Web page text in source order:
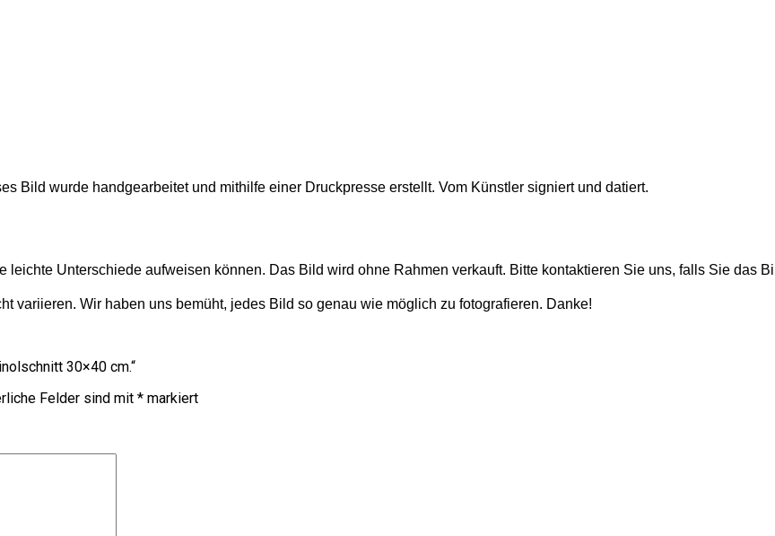
Bild wurde handgearbeitet und mithilfe einer Druckpresse erstellt. Vom Künstler signiert und datiert.
leichte Unterschiede aufweisen können. Das Bild wird ohne Rahmen verkauft. Bitte kontaktieren Sie uns, falls Sie das
variieren. Wir haben uns bemüht, jedes Bild so genau wie möglich zu fotografieren. Danke!
30×40 cm.“
Felder sind mit * markiert